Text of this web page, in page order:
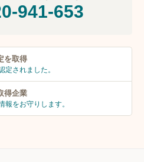
941-653
を取得
定されました。
得企業
報をお守りします。